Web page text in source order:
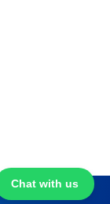
Chat with us